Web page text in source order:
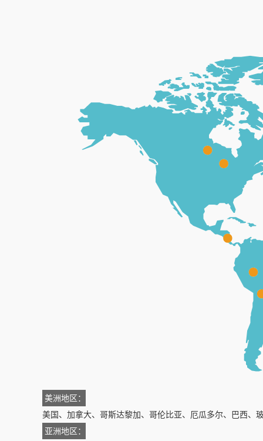
美洲地区：
美国、加拿大、哥斯达黎加、哥伦比亚、厄瓜多尔、巴西、
亚洲地区：